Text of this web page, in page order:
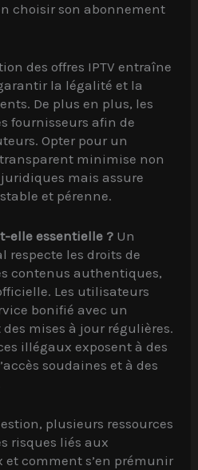
choisir son abonnement
des offres IPTV entraîne
la légalité et la
De plus en plus, les
fournisseurs afin de
Opter pour un
minimise non
mais assure
et pérenne.
elle essentielle ? Un
respecte les droits de
contenus authentiques,
Les utilisateurs
bonifié avec un
mises à jour régulières.
illégaux exposent à des
soudaines et à des
plusieurs ressources
risques liés aux
comment s’en prémunir